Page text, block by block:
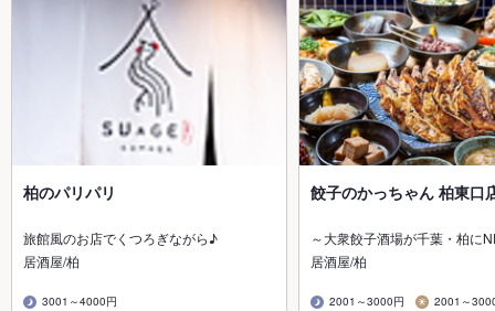
柏のパリパリ
旅館風のお店でくつろぎながら♪
居酒屋/柏
3001～4000円
餃子のかっちゃん 柏東口
～大衆餃子酒場が千葉・柏に
居酒屋/柏
2001～3000円 2001～